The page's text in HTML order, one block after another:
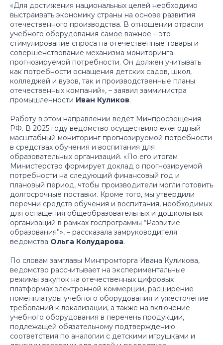
«Для достижения национальных целей необходимо
выстраивать экономику страны на основе развития
отечественного производства. В отношении отрасли
учебного оборудования самое важное – это
стимулирование спроса на отечественные товары и
совершенствование механизма мониторинга
прогнозируемой потребности. Он должен учитывать
как потребности оснащения детских садов, школ,
колледжей и вузов, так и производственные планы
отечественных компаний», – заявил замминистра
промышленности Иван Куликов.
Работу в этом направлении ведёт Минпросвещения
РФ. В 2025 году ведомство осуществило ежегодный
масштабный мониторинг прогнозируемой потребности
в средствах обучения и воспитания для
образовательных организаций. «По его итогам
Министерство формирует доклад о прогнозируемой
потребности на следующий финансовый год и
плановый период, чтобы производители могли готовить
долгосрочные поставки. Кроме того, мы утвердили
перечни средств обучения и воспитания, необходимых
для оснащения общеобразовательных и дошкольных
организаций в рамках госпрограммы “Развитие
образования”», – рассказала замруководителя
ведомства Ольга Колударова.
По словам замглавы Минпромторга Ивана Куликова,
ведомство рассчитывает на экспериментальные
режимы закупок на отечественных цифровых
платформах электронной коммерции, расширение
номенклатуры учебного оборудования и ужесточение
требований к локализации, а также на включение
учебного оборудования в перечень продукции,
подлежащей обязательному подтверждению
соответствия по аналогии с детскими игрушками и